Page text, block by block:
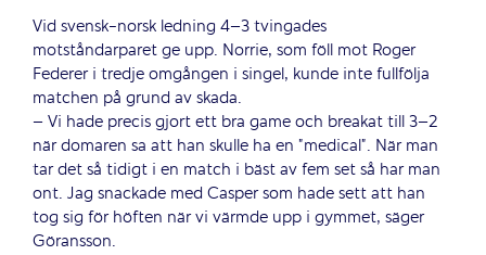
Vid svensk-norsk ledning 4–3 tvingades
motståndarparet ge upp. Norrie, som föll mot Roger
Federer i tredje omgången i singel, kunde inte fullfölja
matchen på grund av skada.
– Vi hade precis gjort ett bra game och breakat till 3–2
när domaren sa att han skulle ha en ”medical”. När man
tar det så tidigt i en match i bäst av fem set så har man
ont. Jag snackade med Casper som hade sett att han
tog sig för höften när vi värmde upp i gymmet, säger
Göransson.